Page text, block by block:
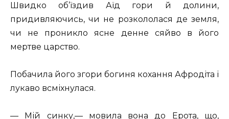
Швидко об’їздив Аїд гори й долини,
придивляючись, чи не розкололася де земля,
чи не проникло ясне денне сяйво в його
мертве царство.
Побачила його згори богиня кохання Афродіта і
лукаво всміхнулася.
— Мій синку,— мовила вона до Ерота, що,